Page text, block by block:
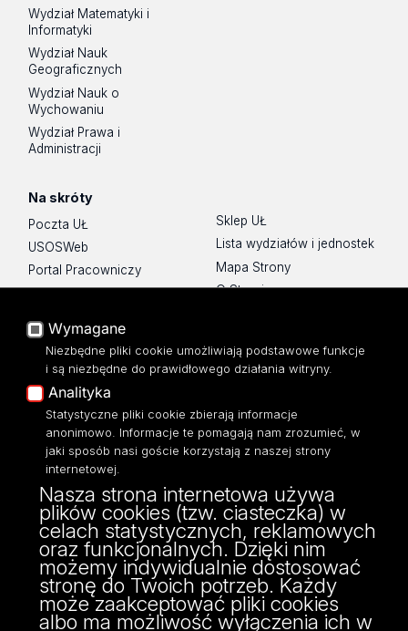
Wydział Matematyki i
Informatyki
Wydział Nauk
Geograficznych
Wydział Nauk o
Wychowaniu
Wydział Prawa i
Administracji
Na skróty
Poczta UŁ
USOSWeb
Portal Pracowniczy
Baza Aktów Własnych
Moodle
Eksperci UŁ
Polityka Prywatności
Dostępność
Sklep UŁ
Lista wydziałów i jednostek
Mapa Strony
O Stronie
ul. Narutowicza 68, 90-136 Łódź
NIP: 724 000 32 43
Adres do doręczeń elektronicznych (ADE):
AE:PL-74796-17640-IHHIV-17
KONTAKT
Wymagane
Niezbędne pliki cookie umożliwiają podstawowe funkcje
i są niezbędne do prawidłowego działania witryny.
Analityka
Statystyczne pliki cookie zbierają informacje
anonimowo. Informacje te pomagają nam zrozumieć, w
jaki sposób nasi goście korzystają z naszej strony
internetowej.
Nasza strona internetowa używa
plików cookies (tzw. ciasteczka) w
celach statystycznych, reklamowych
oraz funkcjonalnych. Dzięki nim
możemy indywidualnie dostosować
stronę do Twoich potrzeb. Każdy
może zaakceptować pliki cookies
albo ma możliwość wyłączenia ich w